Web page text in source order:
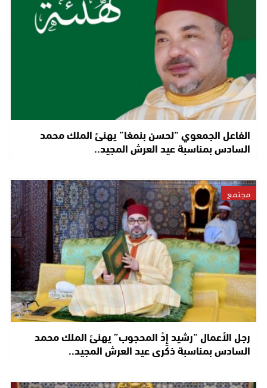
الفاعل الجمعوي “لحسن بنمغا” يهنئ الملك محمد
السادس بمناسبة عيد العرش المجيد..
مجتمع
رجل الأعمال “رشيد إِدْ المحجوب” يهنئ الملك محمد
السادس بمناسبة ذكرى عيد العرش المجيد..